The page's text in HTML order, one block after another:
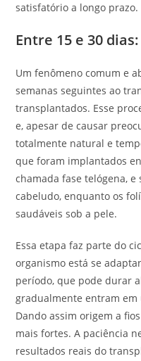
satisfatório a longo prazo.
Entre 15 e 30
Um fenômeno comum e
semanas seguintes ao
transplantados. Esse
e, apesar de causar
totalmente natural e
que foram implantados
chamada fase telógena,
cabeludo, enquanto os
saudáveis sob a pele.
Essa etapa faz parte do
organismo está se
período, que pode durar
gradualmente entram em
Dando assim origem a
mais fortes. A paciência
resultados reais do